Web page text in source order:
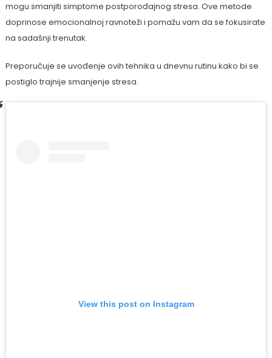
mogu smanjiti simptome postporođajnog stresa. Ove metode
doprinose emocionalnoj ravnoteži i pomažu vam da se fokusirate
na sadašnji trenutak.
Preporučuje se uvođenje ovih tehnika u dnevnu rutinu kako bi se
postiglo trajnije smanjenje stresa.
View this post on Instagram